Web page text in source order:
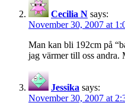
Cecilia N says:
November 30, 2007 at
Man kan bli 192cm på
jag värmer till oss andra.
Jessika says:
November 30, 2007 at